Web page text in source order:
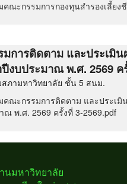
คณะกรรมการกองทุนสำรองเลี้ยง
การติดตาม และประเมิ
งบประมาณ พ.ศ. 2569 ค
สภามหาวิทยาลัย ชั้น 5 สนม.
คณะกรรมการติดตาม และประเ
ณ พ.ศ. 2569 ครั้งที่ 3-2569.pdf
นมหาวิทยาลัย